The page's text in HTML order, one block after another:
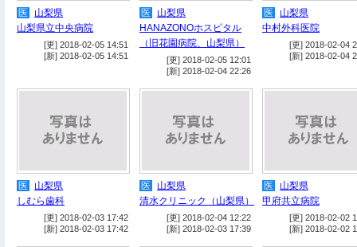
医
山梨県
山梨県立中央病院
[更] 2018-02-05 14:51
[新] 2018-02-05 14:51
医
山梨県
HANAZONOホスピタル
（旧花園病院、山梨県）
[更] 2018-02-05 12:01
[新] 2018-02-04 22:26
医
山梨県
中村外科医院
[更] 2018-02-04
[新] 2018-02-04
医
山梨県
しむら歯科
[更] 2018-02-03 17:42
[新] 2018-02-03 17:42
医
山梨県
清水クリニック（山梨県）
[更] 2018-02-04 12:22
[新] 2018-02-03 17:39
医
山梨県
甲府共立病院
[更] 2018-02-02
[新] 2018-02-02